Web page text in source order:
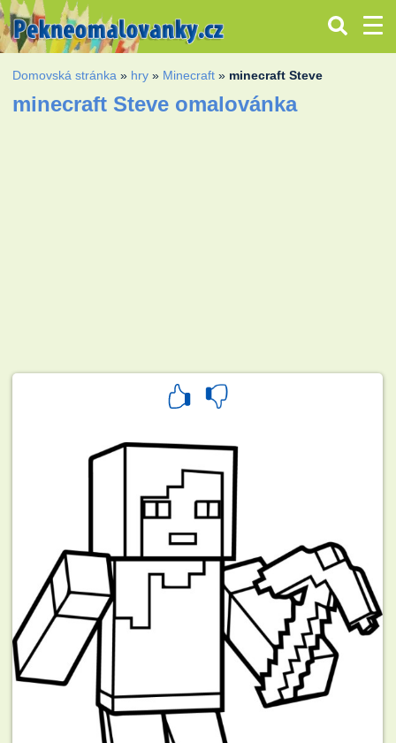
Domovská stránka » hry » Minecraft » minecraft Steve
minecraft Steve omalovánka